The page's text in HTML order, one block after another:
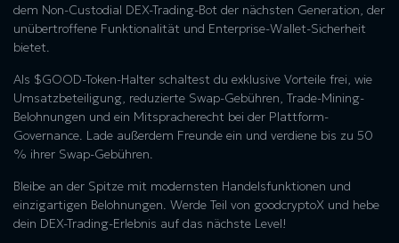
dem Non-Custodial DEX-Trading-Bot der nächsten Generation, der
unübertroffene Funktionalität und Enterprise-Wallet-Sicherheit
bietet.
Als $GOOD-Token-Halter schaltest du exklusive Vorteile frei, wie
Umsatzbeteiligung, reduzierte Swap-Gebühren, Trade-Mining-
Belohnungen und ein Mitspracherecht bei der Plattform-
Governance. Lade außerdem Freunde ein und verdiene bis zu 50
% ihrer Swap-Gebühren.
Bleibe an der Spitze mit modernsten Handelsfunktionen und
einzigartigen Belohnungen. Werde Teil von goodcryptoX und hebe
dein DEX-Trading-Erlebnis auf das nächste Level!